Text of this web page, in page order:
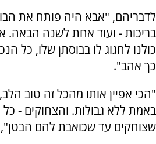
בריכות - ועוד אחת לשנה הבאה.
כולנו לחגוג לו בבוסתן שלו, כל
כך אהב".
"הכי אפיין אותו מהכל זה טוב
באמת ללא גבולות. והצחוקים -
שצוחקים עד שכואבת להם